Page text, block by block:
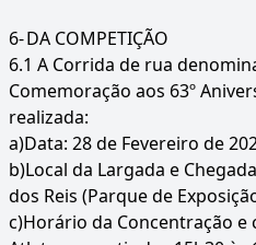
6-DA COMPETIÇÃO
6.1 A Corrida de rua
Comemoração aos 63º
realizada:
a)Data: 28 de Fevereiro de
b)Local da Largada e
dos Reis (Parque de
c)Horário da Concentração